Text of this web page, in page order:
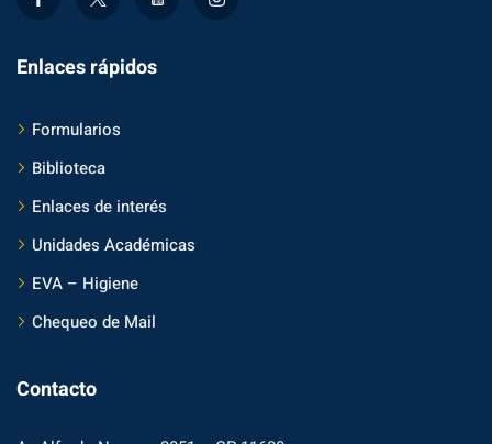
Enlaces rápidos
Formularios
Biblioteca
Enlaces de interés
Unidades Académicas
EVA – Higiene
Chequeo de Mail
Contacto